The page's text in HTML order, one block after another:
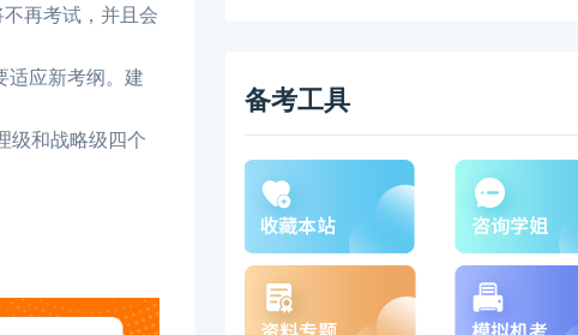
再考试，并且会
适应新考纲。建
级和战略级四个
备考工具